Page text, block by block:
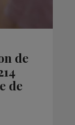
de
de